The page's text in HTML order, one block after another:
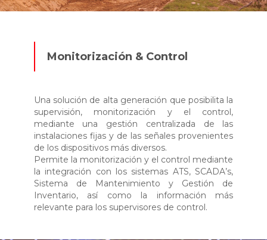
Monitorización & Control
Una solución de alta generación que posibilita la
supervisión, monitorización y el control,
mediante una gestión centralizada de las
instalaciones fijas y de las señales provenientes
de los dispositivos más diversos.
Permite la monitorización y el control mediante
la integración con los sistemas ATS, SCADA’s,
Sistema de Mantenimiento y Gestión de
Inventario, así como la información más
relevante para los supervisores de control.